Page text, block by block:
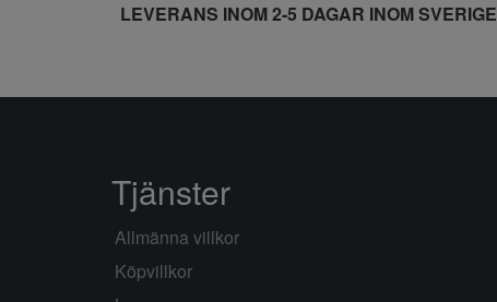
LEVERANS INOM 2-5 DAGAR INOM SVERIGE
Tjänster
Allmänna villkor
Köpvillkor